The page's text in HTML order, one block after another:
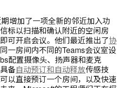
增加了一项全新的邻近加入功
标以扫描和确认附近的空闲房
可开启会议。他们最近推出了协
一房间内不同的Teams会议室设
配置摄像头、扬声器和麦克
备自动预订和自动释放传感技
以直接预订一个房间，以及快速